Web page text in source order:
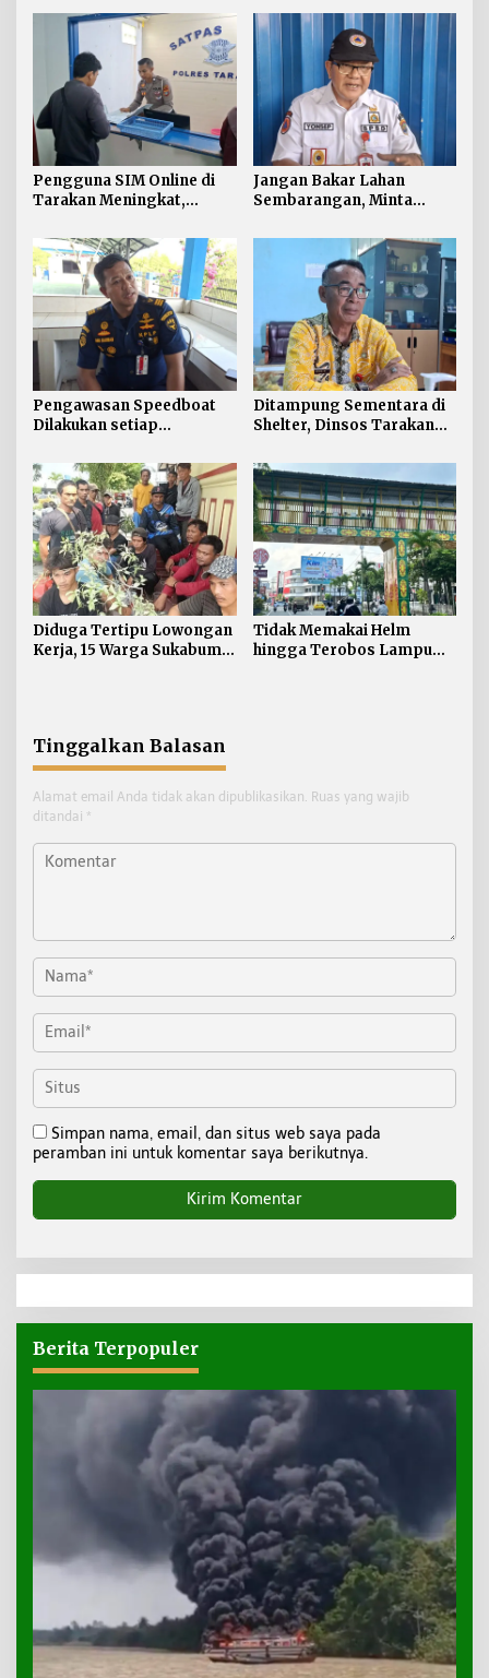
Pengguna SIM Online di
Tarakan Meningkat,
Paling Banyak
Jangan Bakar Lahan
Sembarangan, Minta
Pengawasan Speedboat
Dilakukan setiap
Acuan Laik Laut
Ditampung Sementara di
Shelter, Dinsos Tarakan
Pekerja Asal Jawa Barat
Diduga Tertipu Lowongan
Kerja, 15 Warga Sukabumi
Tidak Memakai Helm
hingga Terobos Lampu
Tinggalkan Balasan
Alamat email Anda tidak akan dipublikasikan. Ruas yang wajib
ditandai *
Simpan nama, email, dan situs web saya pada
peramban ini untuk komentar saya berikutnya.
Berita Terpopuler